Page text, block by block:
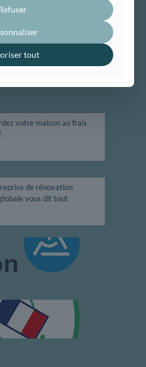
tertiaire
votre maison au frais
de rénovation
vous dit tout
tout